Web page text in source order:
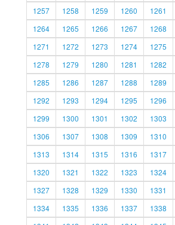
1257
1258 1259 1260 1261
1264
1265 1266 1267 1268
1271
1272 1273 1274 1275
1278
1279 1280 1281 1282
1285
1286 1287 1288 1289
1292
1293 1294 1295 1296
1299
1300 1301 1302 1303
1306
1307 1308 1309 1310
1313
1314 1315 1316 1317
1320
1321 1322 1323 1324
1327
1328 1329 1330 1331
1334
1335 1336 1337 1338